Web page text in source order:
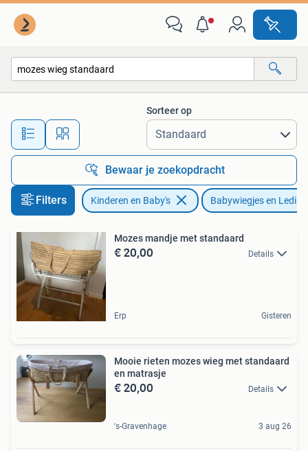
Alle afstanden…
Sorteer op
Bewaar je zoekopdracht
Filters Kinderen en Baby's Babywiegjes en
Mozes mandje met standaard
€ 20,00 Details
Erp Gisteren
Mooie rieten mozes wieg met standaard
en matrasje
€ 20,00 Details
's-Gravenhage 3 aug 26